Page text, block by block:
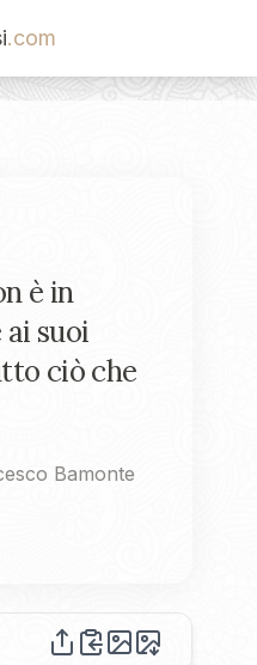
.com
è in
suoi
ciò che
Bamonte